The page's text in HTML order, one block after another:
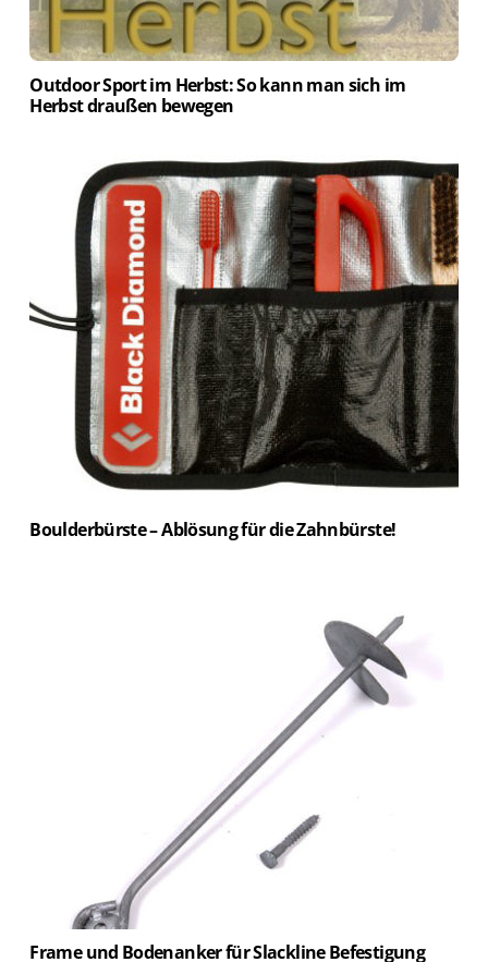
Outdoor Sport im Herbst: So kann man sich im
Herbst draußen bewegen
Boulderbürste – Ablösung für die Zahnbürste!
Frame und Bodenanker für Slackline Befestigung